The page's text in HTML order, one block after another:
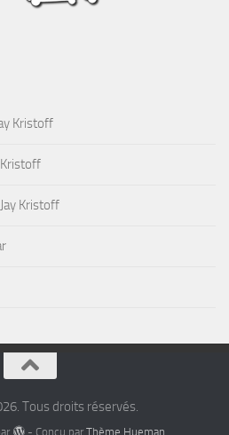
Kristoff
Kristoff
Kristoff
Tous droits réservés.
- Conçu par Thème Hueman